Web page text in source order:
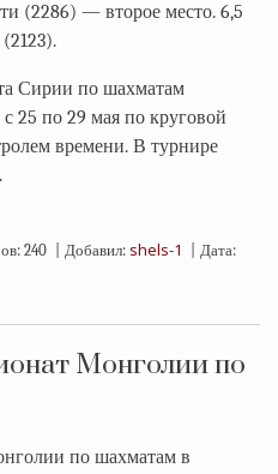
(2286) — второе место. 6,5
Сирии по шахматам
25 по 29 мая по круговой
времени. В турнире
240 Добавил: shels-1
Дата:
Монголии по
по шахматам в